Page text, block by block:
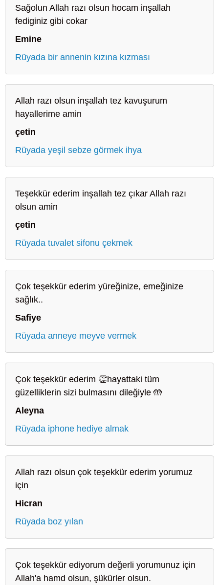
Sağolun Allah razı olsun hocam inşallah
fediginiz gibi cokar
Emine
Rüyada bir annenin kızına kızması
Allah razı olsun inşallah tez kavuşurum
hayallerime amin
çetin
Rüyada yeşil sebze görmek ihya
Teşekkür ederim inşallah tez çıkar Allah razı
olsun amin
çetin
Rüyada tuvalet sifonu çekmek
Çok teşekkür ederim yüreğinize, emeğinize
sağlık..
Safiye
Rüyada anneye meyve vermek
Çok teşekkür ederim 👏hayattaki tüm
güzelliklerin sizi bulmasını dileğiyle 🤲
Aleyna
Rüyada iphone hediye almak
Allah razı olsun çok teşekkür ederim yorumuz
için
Hicran
Rüyada boz yılan
Çok teşekkür ediyorum değerli yorumunuz için
Allah'a hamd olsun, şükürler olsun.